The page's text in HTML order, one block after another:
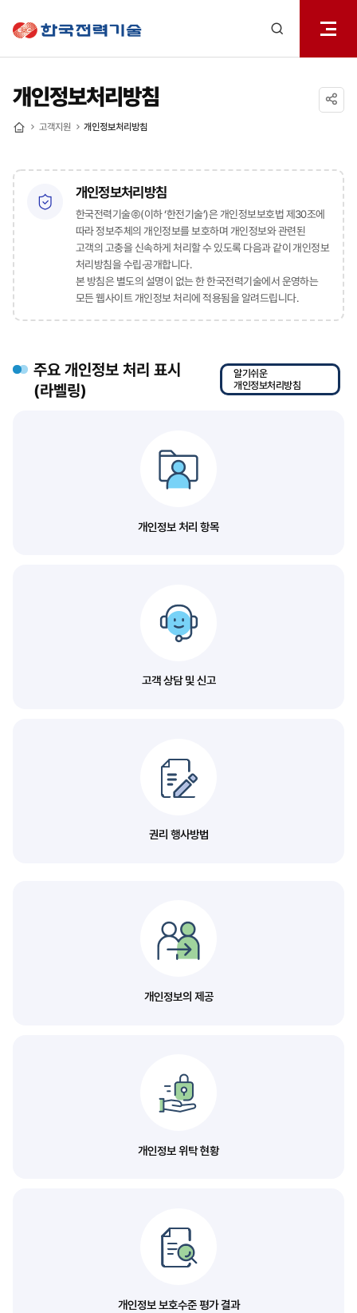
열기
개인정보처리방침
고객지원 개인정보처리방침
개인정보처리방침
한국전력기술㈜(이하 ‘한전기술’)은 개인정보보호법 제30조에
따라 정보주체의 개인정보를 보호하며 개인정보와 관련된
고객의 고충을 신속하게 처리할 수 있도록 다음과 같이 개인정보
처리방침을 수립·공개합니다.
본 방침은 별도의 설명이 없는 한 한국전력기술에서 운영하는
모든 웹사이트 개인정보 처리에 적용됨을 알려드립니다.
주요 개인정보 처리 표시
(라벨링)
알기쉬운
개인정보처리방침
개인정보 처리 항목
고객 상담 및 신고
권리 행사방법
개인정보의 제공
개인정보 위탁 현황
개인정보 보호수준 평가 결과